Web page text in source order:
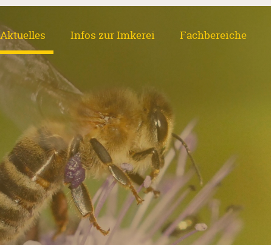
Aktuelles Infos zur Imkerei Fachbereiche